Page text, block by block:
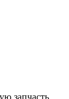
запчасть